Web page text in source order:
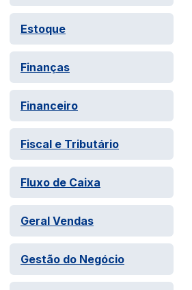
Estoque
Finanças
Financeiro
Fiscal e Tributário
Fluxo de Caixa
Geral Vendas
Gestão do Negócio